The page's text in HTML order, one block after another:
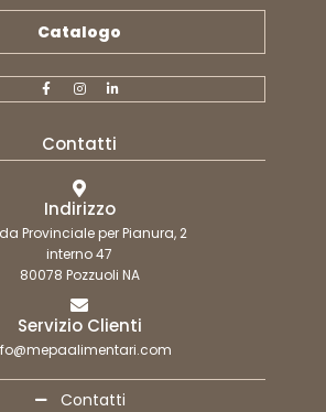
Catalogo
Contatti
Indirizzo
Provinciale per Pianura, 2
interno 47
80078 Pozzuoli NA
Servizio Clienti
Contatti